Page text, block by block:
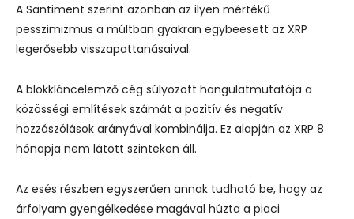
A Santiment szerint azonban az ilyen mértékű
pesszimizmus a múltban gyakran egybeesett az XRP
legerősebb visszapattanásaival.
A blokkláncelemző cég súlyozott hangulatmutatója a
közösségi említések számát a pozitív és negatív
hozzászólások arányával kombinálja. Ez alapján az XRP 8
hónapja nem látott szinteken áll.
Az esés részben egyszerűen annak tudható be, hogy az
árfolyam gyengélkedése magával húzta a piaci